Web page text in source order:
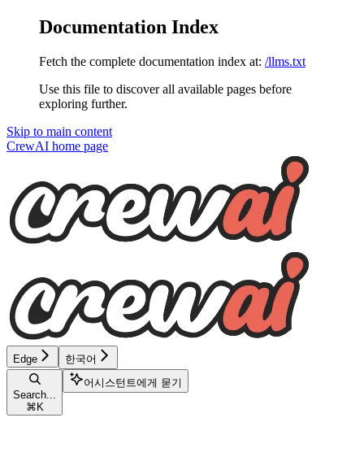
Documentation Index
Fetch the complete documentation index at: /llms.txt
Use this file to discover all available pages before
exploring further.
Skip to main content
CrewAI home page
Edge 한국어
Search...
⌘ K
어시스턴트에게 묻기